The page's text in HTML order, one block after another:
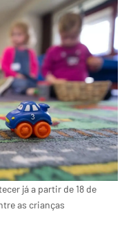
já a partir de 18 de
as crianças